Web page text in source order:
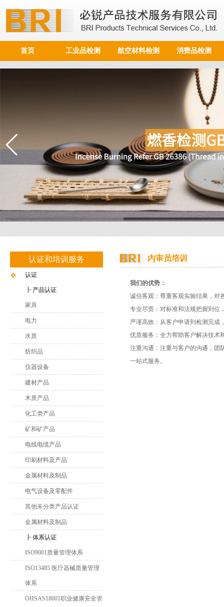
首页 工业品检测 航空材料检测 消费品检测
认证和培训服务
认证
┠ 产品认证
家具
电力
水质
纺织品
仪器设备
建材产品
木质产品
化工类产品
矿和矿产品
电线电缆产品
印刷材料及产品
金属材料及制品
电气设备及零配件
其他未分类产品认证
金属材料及制品
┠ 体系认证
ISO9001质量管理体系
ISO13485 医疗器械质量管理
体系
OHSAS18001职业健康安全管
内审员培训
我们的优势：
诚信客观：尊重客观实验结果，对
专业尽责：对标准和法规把握到位
严谨高效：从客户申请到检测完成
优质服务：全力帮助客户解决技术
注重沟通：注重与客户的沟通，团
一站式服务。